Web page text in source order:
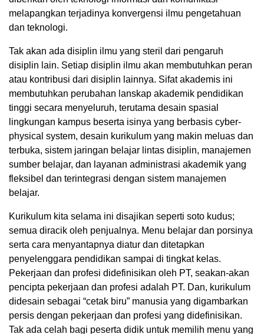
melapangkan terjadinya konvergensi ilmu pengetahuan
dan teknologi.
Tak akan ada disiplin ilmu yang steril dari pengaruh
disiplin lain. Setiap disiplin ilmu akan membutuhkan peran
atau kontribusi dari disiplin lainnya. Sifat akademis ini
membutuhkan perubahan lanskap akademik pendidikan
tinggi secara menyeluruh, terutama desain spasial
lingkungan kampus beserta isinya yang berbasis cyber-
physical system, desain kurikulum yang makin meluas dan
terbuka, sistem jaringan belajar lintas disiplin, manajemen
sumber belajar, dan layanan administrasi akademik yang
fleksibel dan terintegrasi dengan sistem manajemen
belajar.
Kurikulum kita selama ini disajikan seperti soto kudus;
semua diracik oleh penjualnya. Menu belajar dan porsinya
serta cara menyantapnya diatur dan ditetapkan
penyelenggara pendidikan sampai di tingkat kelas.
Pekerjaan dan profesi didefinisikan oleh PT, seakan-akan
pencipta pekerjaan dan profesi adalah PT. Dan, kurikulum
didesain sebagai “cetak biru” manusia yang digambarkan
persis dengan pekerjaan dan profesi yang didefinisikan.
Tak ada celah bagi peserta didik untuk memilih menu yang